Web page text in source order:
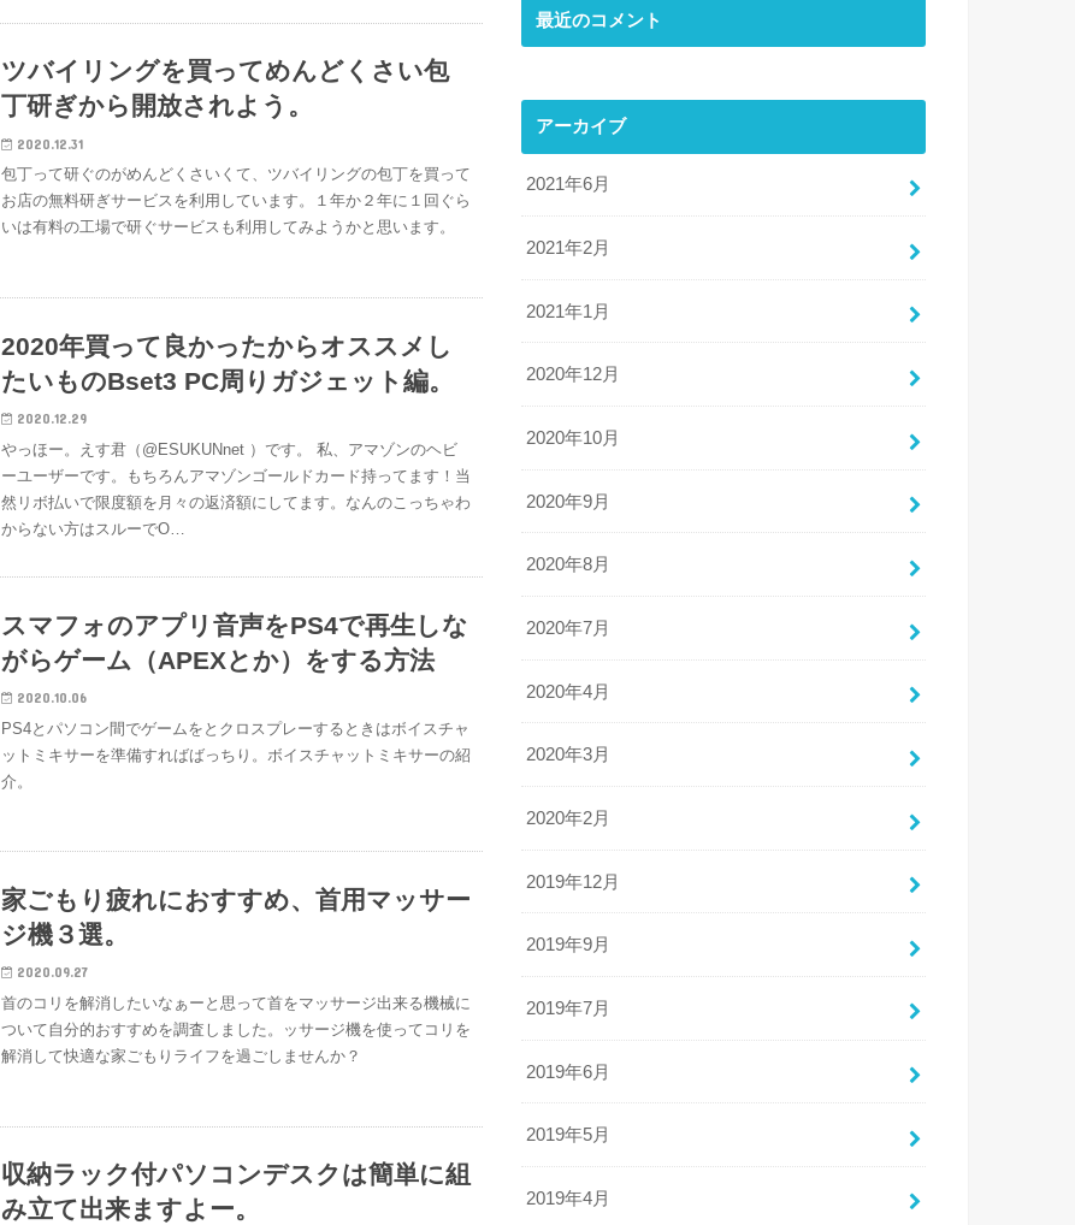
ツバイリングを買ってめんどくさい包
丁研ぎから開放されよう。
2020.12.31
包丁って研ぐのがめんどくさいくて、ツバイリングの包丁を買って
お店の無料研ぎサービスを利用しています。１年か２年に１回ぐら
いは有料の工場で研ぐサービスも利用してみようかと思います。
2020年買って良かったからオススメし
たいものBset3 PC周りガジェット編。
2020.12.29
やっほー。えす君（@ESUKUNnet ）です。 私、アマゾンのヘビ
ーユーザーです。もちろんアマゾンゴールドカード持ってます！当
然リボ払いで限度額を月々の返済額にしてます。なんのこっちゃわ
からない方はスルーでO…
スマフォのアプリ音声をPS4で再生しな
がらゲーム（APEXとか）をする方法
2020.10.06
PS4とパソコン間でゲームをとクロスプレーするときはボイスチャ
ットミキサーを準備すればばっちり。ボイスチャットミキサーの紹
介。
家ごもり疲れにおすすめ、首用マッサー
ジ機３選。
2020.09.27
首のコリを解消したいなぁーと思って首をマッサージ出来る機械に
ついて自分的おすすめを調査しました。ッサージ機を使ってコリを
解消して快適な家ごもりライフを過ごしませんか？
収納ラック付パソコンデスクは簡単に組
み立て出来ますよー。
最近のコメント
アーカイブ
2021年6月
2021年2月
2021年1月
2020年12月
2020年10月
2020年9月
2020年8月
2020年7月
2020年4月
2020年3月
2020年2月
2019年12月
2019年9月
2019年7月
2019年6月
2019年5月
2019年4月